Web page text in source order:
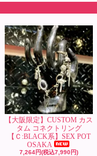
【大阪限定】CUSTOM カス
タム コネクトリング
【Ｃ:BLACK系】SEX POT
OSAKA
7,264円(税込7,990円)